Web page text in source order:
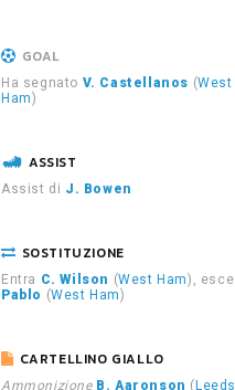
GOAL
Ha segnato V. Castellanos (West
Ham)
ASSIST
Assist di J. Bowen
SOSTITUZIONE
Entra C. Wilson (West Ham), esce
Pablo (West Ham)
CARTELLINO GIALLO
Ammonizione B. Aaronson ( Leeds